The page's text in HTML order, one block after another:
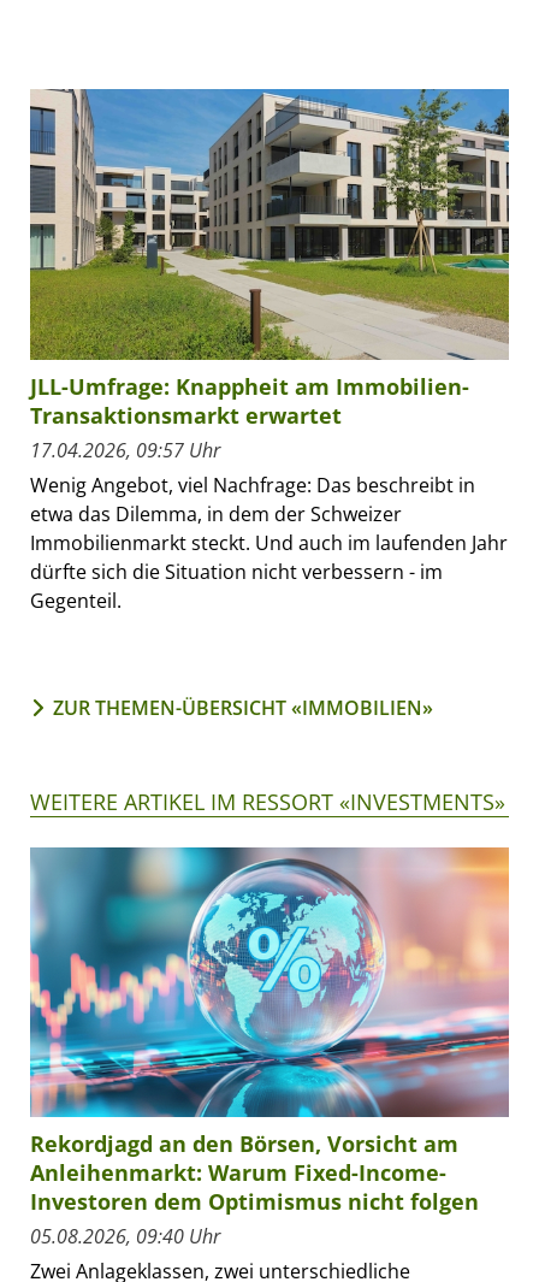
JLL-Umfrage: Knappheit am Immobilien-
Transaktionsmarkt erwartet
17.04.2026, 09:57 Uhr
Wenig Angebot, viel Nachfrage: Das beschreibt in
etwa das Dilemma, in dem der Schweizer
Immobilienmarkt steckt. Und auch im laufenden Jahr
dürfte sich die Situation nicht verbessern - im
Gegenteil.
ZUR THEMEN-ÜBERSICHT «IMMOBILIEN»
WEITERE ARTIKEL IM RESSORT «INVESTMENTS»
Rekordjagd an den Börsen, Vorsicht am
Anleihenmarkt: Warum Fixed-Income-
Investoren dem Optimismus nicht folgen
05.08.2026, 09:40 Uhr
Zwei Anlageklassen, zwei unterschiedliche